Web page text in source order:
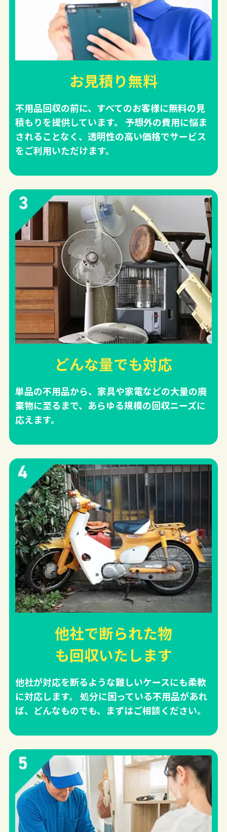
お見積り無料
不用品回収の前に、すべてのお客様に無料の見
積もりを提供しています。 予想外の費用に悩ま
されることなく、透明性の高い価格でサービス
をご利用いただけます。
どんな量でも対応
単品の不用品から、家具や家電などの大量の廃
棄物に至るまで、あらゆる規模の回収ニーズに
応えます。
他社で断られた物
も回収いたします
他社が対応を断るような難しいケースにも柔軟
に対応します。 処分に困っている不用品があれ
ば、どんなものでも、まずはご相談ください。